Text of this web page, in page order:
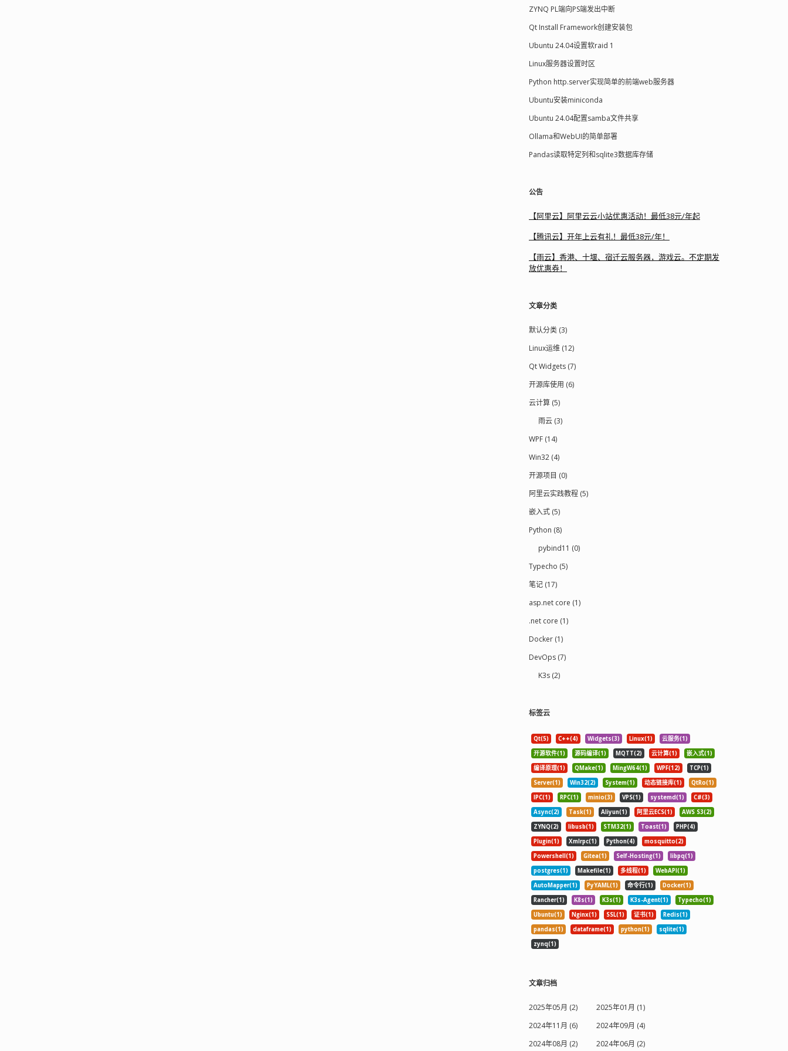
ZYNQ PL端向PS端发出中断
Qt Install Framework创建安装包
Ubuntu 24.04设置软raid 1
Linux服务器设置时区
Python http.server实现简单的前端web服务器
Ubuntu安装miniconda
Ubuntu 24.04配置samba文件共享
Ollama和WebUI的简单部署
Pandas读取特定列和sqlite3数据库存储
公告
【阿里云】阿里云云小站优惠活动！最低38元/年起
【腾讯云】开年上云有礼！最低38元/年！
【雨云】香港、十堰、宿迁云服务器，游戏云。不定期发
放优惠券！
文章分类
默认分类 (3)
Linux运维 (12)
Qt Widgets (7)
开源库使用 (6)
云计算 (5)
雨云 (3)
WPF (14)
Win32 (4)
开源项目 (0)
阿里云实践教程 (5)
嵌入式 (5)
Python (8)
pybind11 (0)
Typecho (5)
笔记 (17)
asp.net core (1)
.net core (1)
Docker (1)
DevOps (7)
K3s (2)
标签云
Qt(5) C++(4) Widgets(3) Linux(1)
云服务(1)
开源软件(1)
源码编译(1) MQTT(2) 云计算(1)
嵌入式(1)
编译原理(1)
QMake(1) MingW64(1) WPF(12)
TCP(1)
Server(1)
Win32(2) System(1) 动态链接库(1)
QtRo(1)
IPC(1)
RPC(1) minio(3) VPS(1) systemd(1)
C#(3)
Async(2)
Task(1) Aliyun(1) 阿里云ECS(1)
AWS S3(2)
ZYNQ(2)
libusb(1) STM32(1) Toast(1)
PHP(4)
Plugin(1)
Xmlrpc(1) Python(4)
mosquitto(2)
Powershell(1)
Gitea(1) Self-Hosting(1)
libpq(1)
postgres(1)
Makefile(1) 多线程(1)
WebAPI(1)
AutoMapper(1)
PyYAML(1) 命令行(1)
Docker(1)
Rancher(1)
K8s(1) K3s(1) K3s-Agent(1)
Typecho(1)
Ubuntu(1)
Nginx(1) SSL(1) 证书(1)
Redis(1)
pandas(1)
dataframe(1) python(1)
sqlite(1)
zynq(1)
文章归档
2025年05月 (2)
2025年01月 (1)
2024年11月 (6)
2024年09月 (4)
2024年08月 (2)
2024年06月 (2)